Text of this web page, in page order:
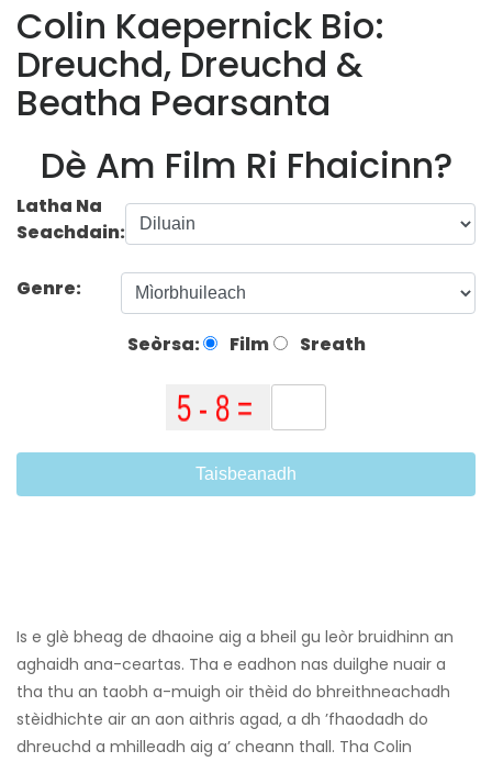
Colin Kaepernick Bio:
Dreuchd, Dreuchd &
Beatha Pearsanta
Dè Am Film Ri Fhaicinn?
Latha Na
Seachdain:
Genre:
Seòrsa: Film Sreath
Taisbeanadh
Is e glè bheag de dhaoine aig a bheil gu leòr bruidhinn an
aghaidh ana-ceartas. Tha e eadhon nas duilghe nuair a
tha thu an taobh a-muigh oir thèid do bhreithneachadh
stèidhichte air an aon aithris agad, a dh ’fhaodadh do
dhreuchd a mhilleadh aig a’ cheann thall. Tha Colin